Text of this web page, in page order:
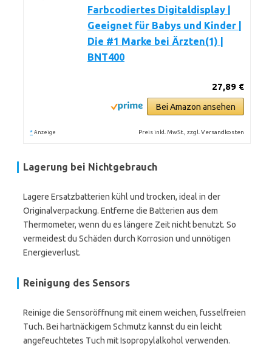
Farbcodiertes Digitaldisplay |
Geeignet für Babys und Kinder |
Die #1 Marke bei Ärzten(1) |
BNT400
27,89 €
Bei Amazon ansehen
* Anzeige Preis inkl. MwSt., zzgl. Versandkosten
Lagerung bei Nichtgebrauch
Lagere Ersatzbatterien kühl und trocken, ideal in der
Originalverpackung. Entferne die Batterien aus dem
Thermometer, wenn du es längere Zeit nicht benutzt. So
vermeidest du Schäden durch Korrosion und unnötigen
Energieverlust.
Reinigung des Sensors
Reinige die Sensoröffnung mit einem weichen, fusselfreien
Tuch. Bei hartnäckigem Schmutz kannst du ein leicht
angefeuchtetes Tuch mit Isopropylalkohol verwenden.